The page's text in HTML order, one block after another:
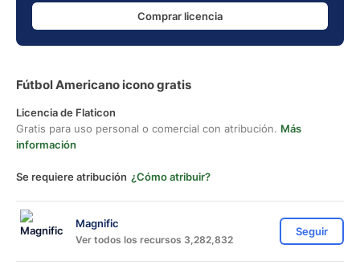
Comprar licencia
Fútbol Americano icono gratis
Licencia de Flaticon
Gratis para uso personal o comercial con atribución. Más
información
Se requiere atribución ¿Cómo atribuir?
Magnific
Ver todos los recursos 3,282,832
Seguir